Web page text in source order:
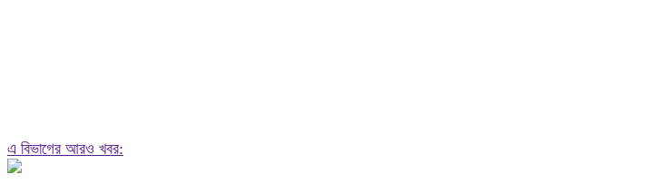
এ বিভাগের আরও খবর: